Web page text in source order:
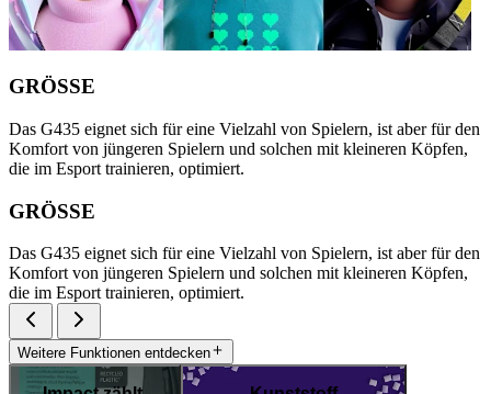
GRÖSSE
Das G435 eignet sich für eine Vielzahl von Spielern, ist aber für den
Komfort von jüngeren Spielern und solchen mit kleineren Köpfen,
die im Esport trainieren, optimiert.
GRÖSSE
Das G435 eignet sich für eine Vielzahl von Spielern, ist aber für den
Komfort von jüngeren Spielern und solchen mit kleineren Köpfen,
die im Esport trainieren, optimiert.
Weitere Funktionen entdecken